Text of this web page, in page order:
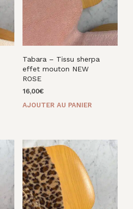
Tabara – Tissu sherpa
effet mouton NEW
ROSE
16,00€
AJOUTER AU PANIER